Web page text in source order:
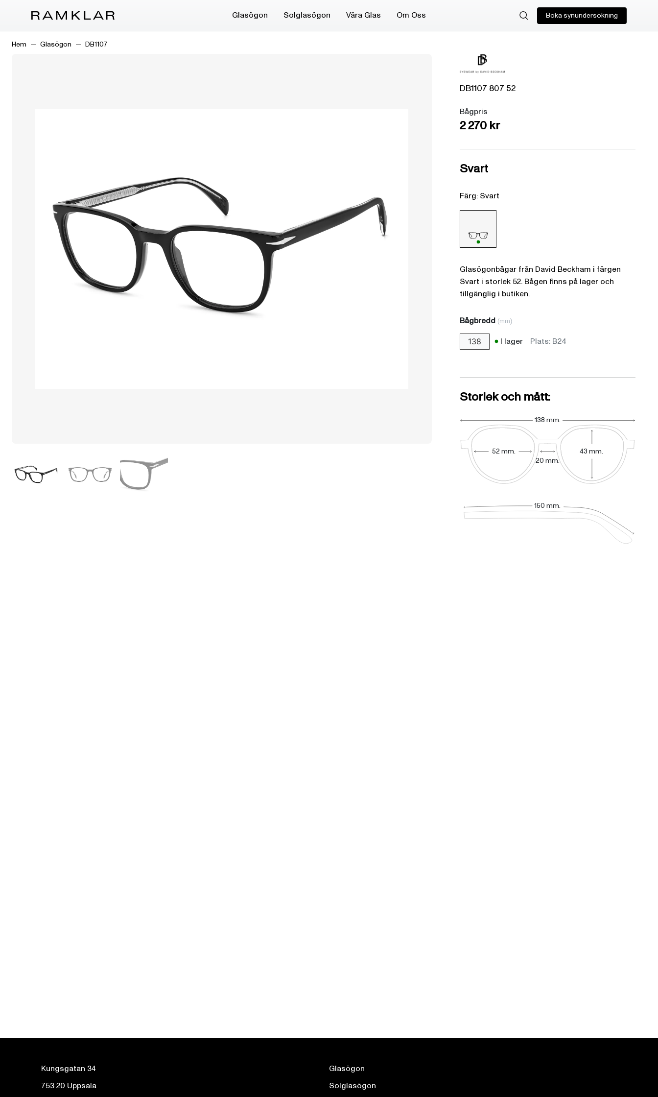
Glasögon Solglasögon Våra Glas Om Oss Boka synundersökning
Hem Glasögon DB1107
DB1107 807 52
Bågpris
2 270 kr
Svart
Färg: Svart
Glasögonbågar från David Beckham i färgen
Svart i storlek 52. Bågen finns på lager och
tillgänglig i butiken.
Bågbredd (mm)
138 I lager Plats: B24
Storlek och mått:
20 mm.
52 mm. 43 mm.
138 mm.
150 mm.
Kungsgatan 34
753 20 Uppsala
Glasögon
Solglasögon